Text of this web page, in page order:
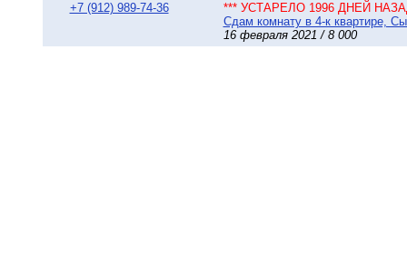
+7 (912) 989-74-36
*** УСТАРЕЛО 1996 ДНЕЙ
Сдам комнату в 4-к квартире,
16 февраля 2021 / 8 000